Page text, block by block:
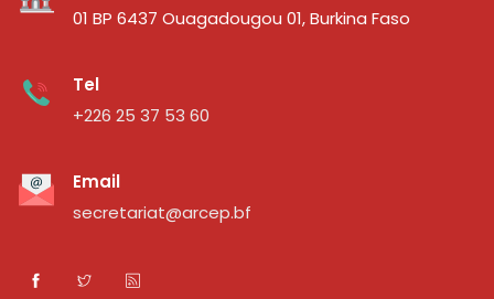
01 BP 6437 Ouagadougou 01, Burkina Faso
Tel
+226 25 37 53 60
Email
secretariat@arcep.bf